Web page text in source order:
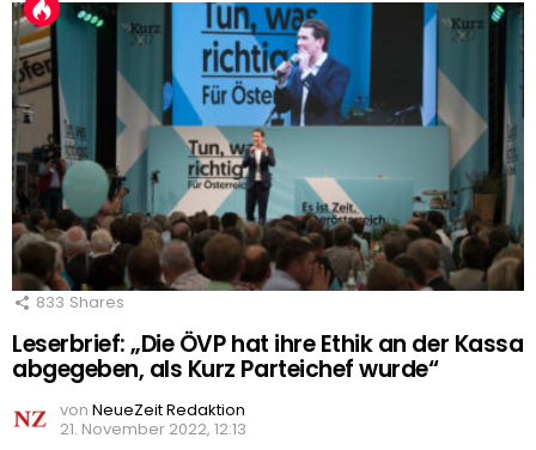
833 Shares
Leserbrief: „Die ÖVP hat ihre Ethik an der Kassa
abgegeben, als Kurz Parteichef wurde“
von NeueZeit Redaktion
21. November 2022, 12:13